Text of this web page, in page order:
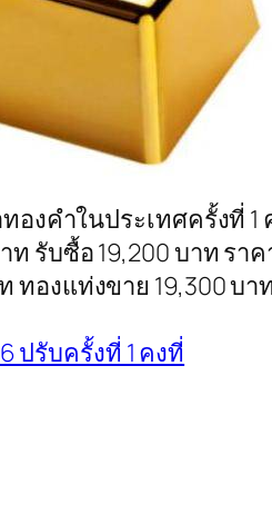
งคำในประเทศครั้งที่
ท รับซื้อ 19,200 บาท
ทองแท่งขาย 19,300 บา
ปรับครั้งที่ 1 คงที่